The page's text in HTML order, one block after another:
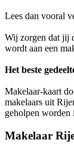
Lees dan vooral
Wij zorgen dat jij
wordt aan een
Het beste
Makelaar-kaart
makelaars uit
geholpen worden
Makelaar